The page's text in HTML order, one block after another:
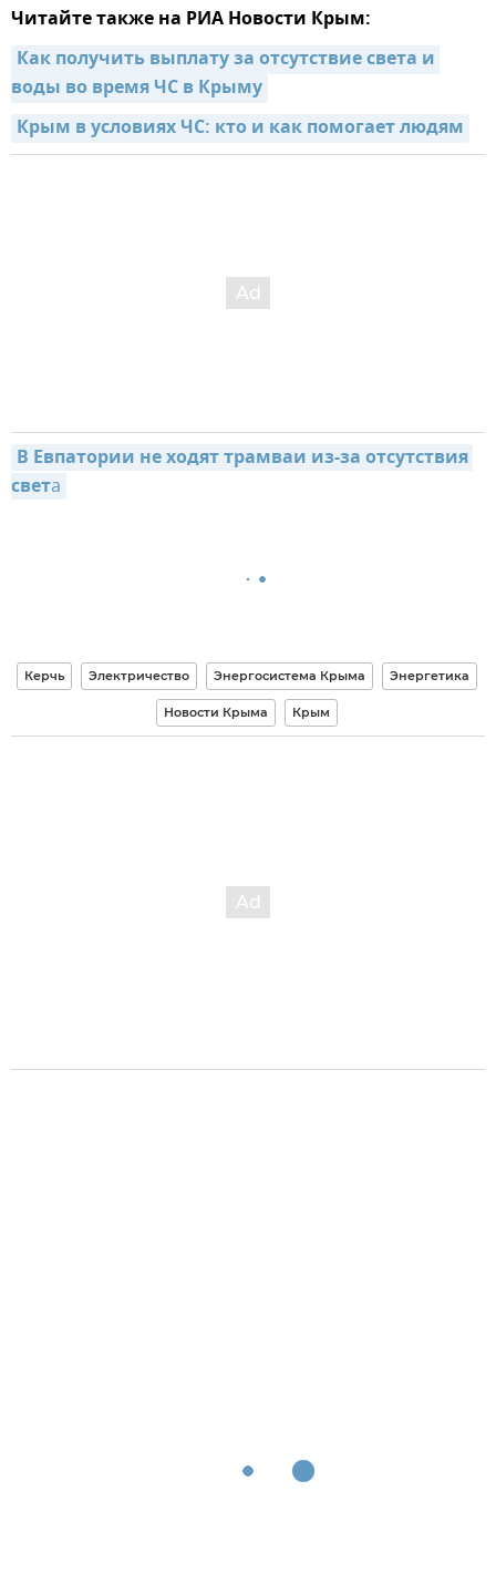
Читайте также на РИА Новости Крым:
Как получить выплату за отсутствие света и
воды во время ЧС в Крыму
Крым в условиях ЧС: кто и как помогает людям
В Евпатории не ходят трамваи из-за отсутствия
света
Керчь Электричество Энергосистема Крыма Энергетика
Новости Крыма Крым